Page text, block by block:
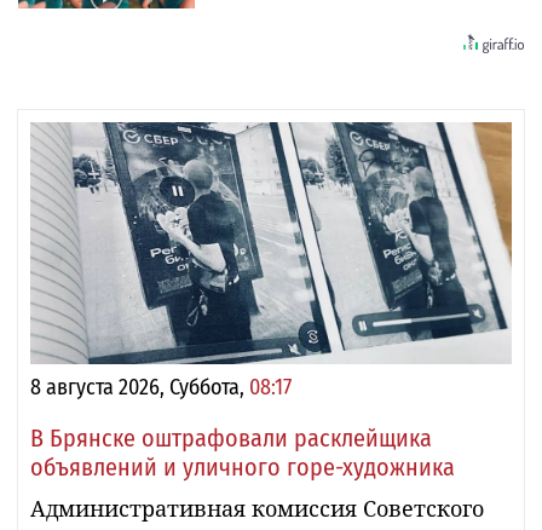
8 августа 2026, Суббота, 08:17
В Брянске оштрафовали расклейщика
объявлений и уличного горе-художника
Административная комиссия Советского